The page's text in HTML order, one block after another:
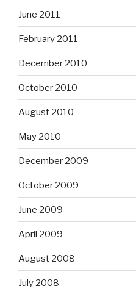
June 2011
February 2011
December 2010
October 2010
August 2010
May 2010
December 2009
October 2009
June 2009
April 2009
August 2008
July 2008